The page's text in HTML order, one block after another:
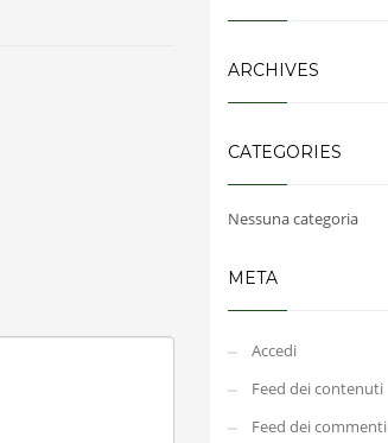
ARCHIVES
CATEGORIES
Nessuna categoria
META
Accedi
Feed dei contenuti
Feed dei commenti